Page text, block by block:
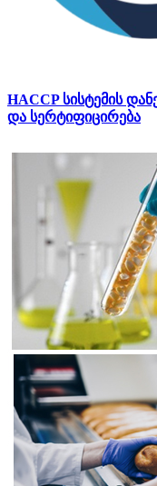
HACCP სისტემის
და სერტიფიცირება